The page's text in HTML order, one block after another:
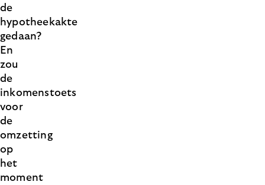
de
hypotheekakte
gedaan?
En
zou
de
inkomenstoets
voor
de
omzetting
op
het
moment